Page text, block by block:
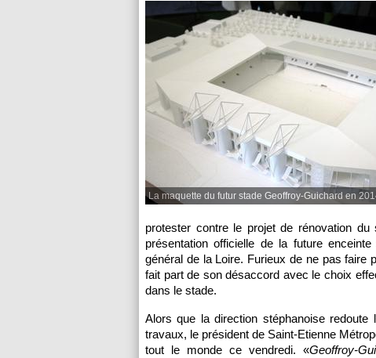
La maquette du futur stade Geoffroy-Guichard en
protester contre le projet de rénovation
présentation officielle de la future
général de la Loire. Furieux de ne pas faire
fait part de son désaccord avec le choix
dans le stade.
Alors que la direction stéphanoise
travaux, le président de Saint-Etienne
tout le monde ce vendredi. «Geoffroy-